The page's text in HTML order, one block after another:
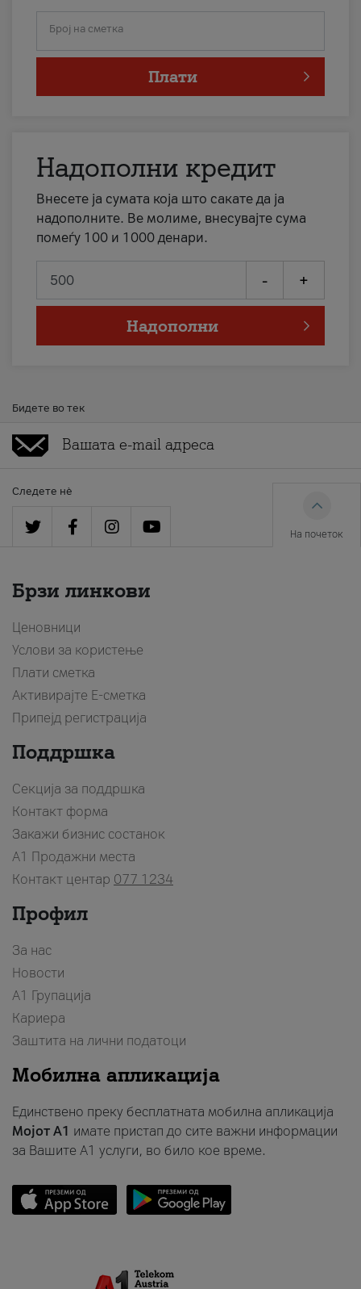
Број на сметка
Плати
Надополни кредит
Внесете ја сумата која што сакате да ја
надополните. Ве молиме, внесувајте сума
помеѓу 100 и 1000 денари.
- +
Надополни
Бидете во тек
Следете нè
На почеток
Брзи линкови
Ценовници
Услови за користење
Плати сметка
Активирајте Е-сметка
Припејд регистрација
Поддршка
Секција за поддршка
Контакт форма
Закажи бизнис состанок
A1 Продажни места
Контакт центар 077 1234
Профил
За нас
Новости
А1 Групација
Кариера
Заштита на лични податоци
Мобилна апликација
Единствено преку бесплатната мобилна апликација
Мојот A1 имате пристап до сите важни информации
за Вашите A1 услуги, во било кое време.